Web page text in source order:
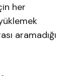
her
aramadığı